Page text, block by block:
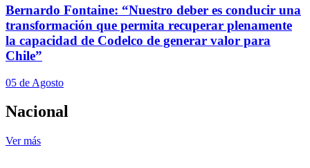
Bernardo Fontaine: “Nuestro deber es conducir una
transformación que permita recuperar plenamente
la capacidad de Codelco de generar valor para
Chile”
05 de Agosto
Nacional
Ver más